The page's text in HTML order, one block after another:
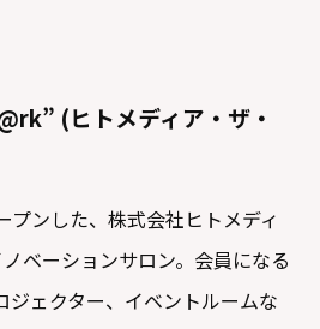
(ヒトメディア・ザ・
プンした、株式会社ヒトメディ
ベーションサロン。会員になる
ジェクター、イベントルームな